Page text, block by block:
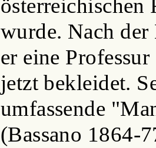
österreichischen
wurde. Nach
er eine
jetzt bekleidet.
umfassende
(Bassano 1864-